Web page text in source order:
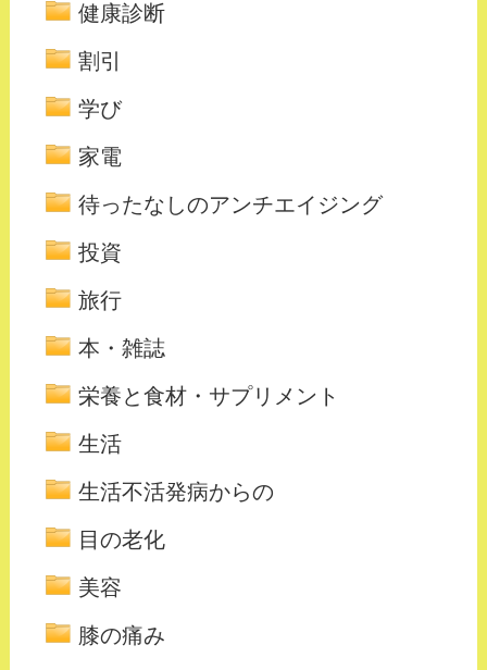
健康診断
割引
学び
家電
待ったなしのアンチエイジング
投資
旅行
本・雑誌
栄養と食材・サプリメント
生活
生活不活発病からの
目の老化
美容
膝の痛み